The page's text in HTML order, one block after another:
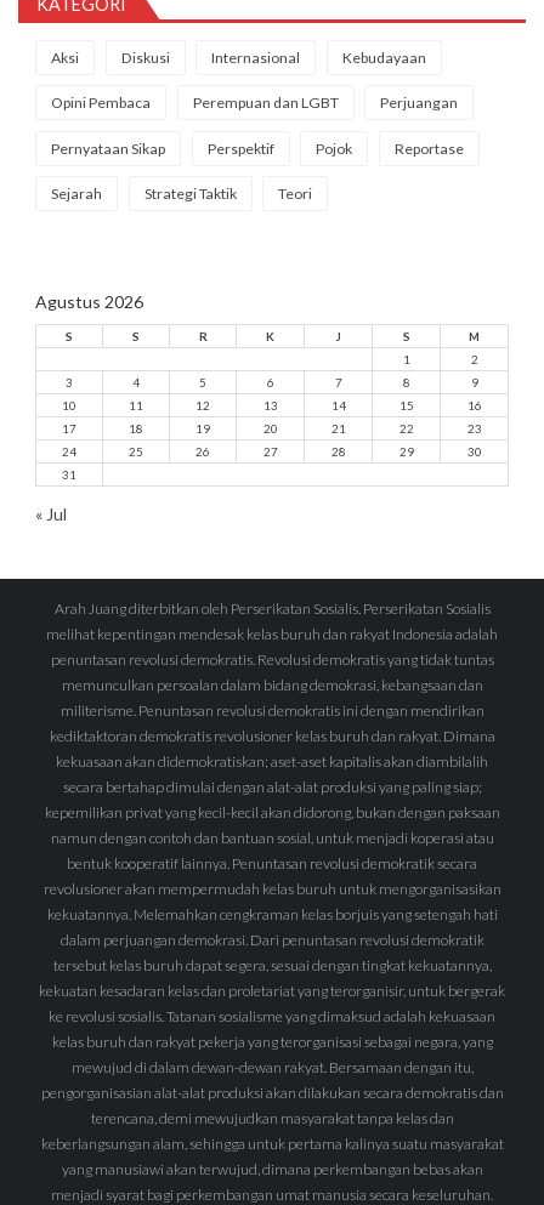
Aksi Diskusi Internasional Kebudayaan
Opini Pembaca Perempuan dan LGBT Perjuangan
Pernyataan Sikap Perspektif Pojok Reportase
Sejarah Strategi Taktik Teori
Agustus 2026
S S R K J S
M
1
2
3
4 5 6 7 8
9
10
11 12 13 14 15
16
17
18 19 20 21 22
23
24
25 26 27 28 29
30
31
« Jul
Arah Juang diterbitkan oleh Perserikatan Sosialis. Perserikatan Sosialis
melihat kepentingan mendesak kelas buruh dan rakyat Indonesia adalah
penuntasan revolusi demokratis. Revolusi demokratis yang tidak tuntas
memunculkan persoalan dalam bidang demokrasi, kebangsaan dan
militerisme. Penuntasan revolusi demokratis ini dengan mendirikan
kediktaktoran demokratis revolusioner kelas buruh dan rakyat. Dimana
kekuasaan akan didemokratiskan; aset-aset kapitalis akan diambilalih
secara bertahap dimulai dengan alat-alat produksi yang paling siap;
kepemilikan privat yang kecil-kecil akan didorong, bukan dengan paksaan
namun dengan contoh dan bantuan sosial, untuk menjadi koperasi atau
bentuk kooperatif lainnya. Penuntasan revolusi demokratik secara
revolusioner akan mempermudah kelas buruh untuk mengorganisasikan
kekuatannya. Melemahkan cengkraman kelas borjuis yang setengah hati
dalam perjuangan demokrasi. Dari penuntasan revolusi demokratik
tersebut kelas buruh dapat segera, sesuai dengan tingkat kekuatannya,
kekuatan kesadaran kelas dan proletariat yang terorganisir, untuk bergerak
ke revolusi sosialis. Tatanan sosialisme yang dimaksud adalah kekuasaan
kelas buruh dan rakyat pekerja yang terorganisasi sebagai negara, yang
mewujud di dalam dewan-dewan rakyat. Bersamaan dengan itu,
pengorganisasian alat-alat produksi akan dilakukan secara demokratis dan
terencana, demi mewujudkan masyarakat tanpa kelas dan
keberlangsungan alam, sehingga untuk pertama kalinya suatu masyarakat
yang manusiawi akan terwujud, dimana perkembangan bebas akan
menjadi syarat bagi perkembangan umat manusia secara keseluruhan.